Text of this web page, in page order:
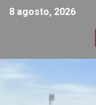
8 agosto, 2026